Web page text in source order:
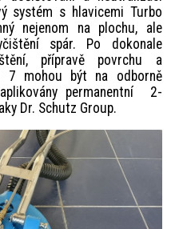
systém s hlavicemi Turbo
nejenom na plochu, ale
spár. Po dokonale
přípravě povrchu a
7 mohou být na odborně
permanentní 2-
Dr. Schutz Group.